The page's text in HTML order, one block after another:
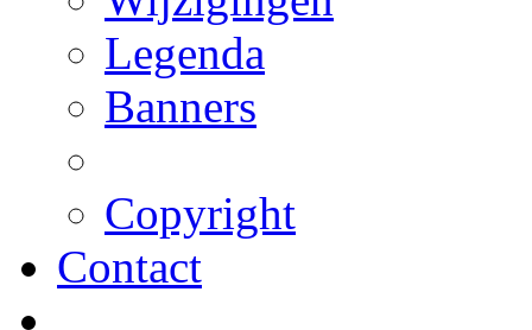
Legenda
Banners
Copyright
Contact